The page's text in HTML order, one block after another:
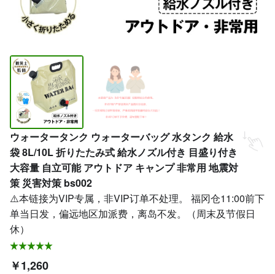
ウォータータンク ウォーターバッグ 水タンク 給水
袋 8L/10L 折りたたみ式 給水ノズル付き 目盛り付き
大容量 自立可能 アウトドア キャンプ 非常用 地震対
策 災害対策 bs002
⚠️本链接为VIP专属，非VIP订单不处理。 福冈仓11:00前下
单当日发，偏远地区加派费，离岛不发。（周末及节假日
休）
￥1,260